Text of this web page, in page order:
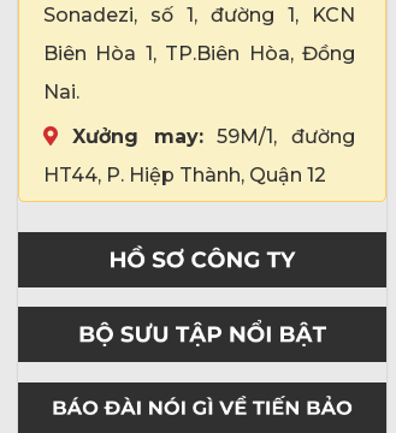
Sonadezi, số 1, đường 1, KCN
Biên Hòa 1, TP.Biên Hòa, Đồng
Nai.
Xưởng may:59M/1, đường
HT44, P. Hiệp Thành, Quận 12